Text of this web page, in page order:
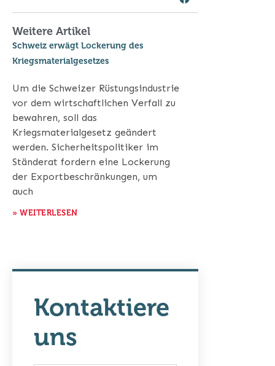
Weitere Artikel
Schweiz erwägt Lockerung des
Kriegsmaterialgesetzes
Um die Schweizer Rüstungsindustrie
vor dem wirtschaftlichen Verfall zu
bewahren, soll das
Kriegsmaterialgesetz geändert
werden. Sicherheitspolitiker im
Ständerat fordern eine Lockerung
der Exportbeschränkungen, um
auch
» WEITERLESEN
Kontaktiere
uns